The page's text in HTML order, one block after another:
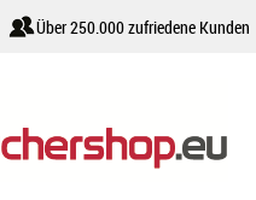
Über 250.000 zufriedene Kunden